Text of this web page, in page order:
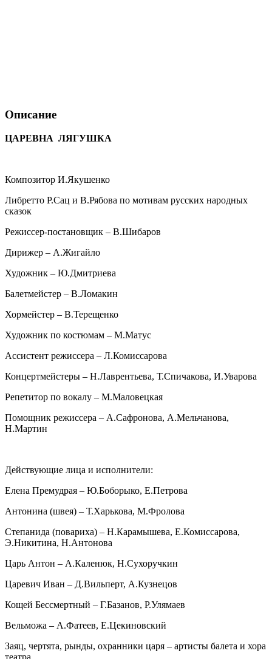
Описание
ЦАРЕВНА ЛЯГУШКА
Композитор И.Якушенко
Либретто Р.Сац и В.Рябова по мотивам русских народных
сказок
Режиссер-постановщик – В.Шибаров
Дирижер – А.Жигайло
Художник – Ю.Дмитриева
Балетмейстер – В.Ломакин
Хормейстер – В.Терещенко
Художник по костюмам – М.Матус
Ассистент режиссера – Л.Комиссарова
Концертмейстеры – Н.Лаврентьева, Т.Спичакова, И.Уварова
Репетитор по вокалу – М.Маловецкая
Помощник режиссера – А.Сафронова, А.Мельчанова,
Н.Мартин
Действующие лица и исполнители:
Елена Премудрая – Ю.Боборыко, Е.Петрова
Антонина (швея) – Т.Харькова, М.Фролова
Степанида (повариха) – Н.Карамышева, Е.Комиссарова,
Э.Никитина, Н.Антонова
Царь Антон – А.Каленюк, Н.Сухоручкин
Царевич Иван – Д.Вильперт, А.Кузнецов
Кощей Бессмертный – Г.Базанов, Р.Улямаев
Вельможа – А.Фатеев, Е.Цекиновский
Заяц, чертята, рынды, охранники царя – артисты балета и хора
театра